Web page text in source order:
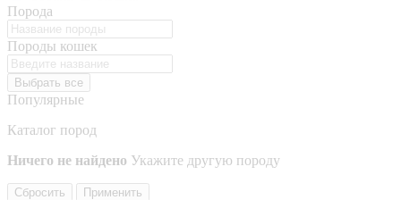
Порода
Породы кошек
Выбрать все
Популярные
Каталог пород
Ничего не найдено Укажите другую породу
Сбросить Применить